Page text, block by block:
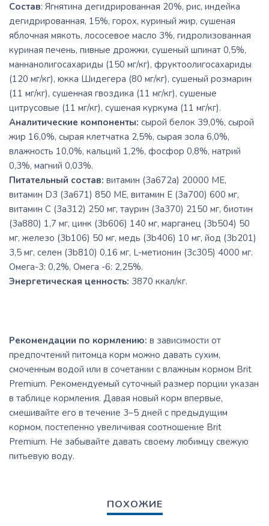
Состав: Ягнятина дегидрированная 20%, рис, индейка
дегидрированная, 15%, горох, куриный жир, сушеная
яблочная мякоть, лососевое масло 3%, гидролизованная
куриная печень, пивные дрожжи, сушеный шпинат 0,5%,
маннанолигосахариды (150 мг/кг), фруктоолигосахариды
(120 мг/кг), юкка Шидегера (80 мг/кг), сушеный розмарин
(11 мг/кг), сушенная гвоздика (11 мг/кг), сушеные
цитрусовые (11 мг/кг), сушеная куркума (11 мг/кг).
Аналитические компоненты: сырой белок 39,0%, сырой
жир 16,0%, сырая клетчатка 2,5%, сырая зола 6,0%,
влажность 10,0%, кальций 1,2%, фосфор 0,8%, натрий
0,3%, магний 0,03%.
Питательный состав: витамин (3a672a) 20000 МЕ,
витамин D3 (3a671) 850 МЕ, витамин E (3a700) 600 мг,
витамин C (3a312) 250 мг, таурин (3a370) 2150 мг, биотин
(3a880) 1,7 мг, цинк (3b606) 140 мг, марганец (3b504) 50
мг, железо (3b106) 50 мг, медь (3b406) 10 мг, йод (3b201)
3,5 мг, селен (3b810) 0,16 мг, L-метионин (3c305) 4000 мг.
Омега-3: 0,2%, Омега -6: 2,25%.
Энергетическая ценность: 3870 ккал/кг.
Рекомендации по кормлению: в зависимости от
предпочтений питомца корм можно давать сухим,
смоченным водой или в сочетании с влажным кормом Brit
Premium. Рекомендуемый суточный размер порции указан
в таблице кормления. Давая новый корм впервые,
смешивайте его в течение 3–5 дней с предыдущим
кормом, постепенно увеличивая соотношение Brit
Premium. Не забывайте давать своему любимцу свежую
питьевую воду.
ПОХОЖИЕ